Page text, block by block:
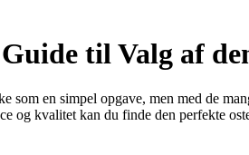
til Valg af
som en simpel opgave, men med de
og kvalitet kan du finde den perfekte